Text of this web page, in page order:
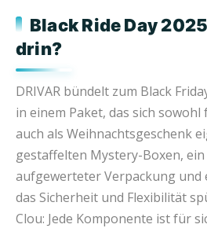
Black Ride Day
drin?
DRIVAR bündelt zum Black
in einem Paket, das sich
auch als Weihnachtsgeschenk
gestaffelten Mystery-Boxen,
aufgewerteter Verpackung und
das Sicherheit und Flexibilität
Clou: Jede Komponente ist für